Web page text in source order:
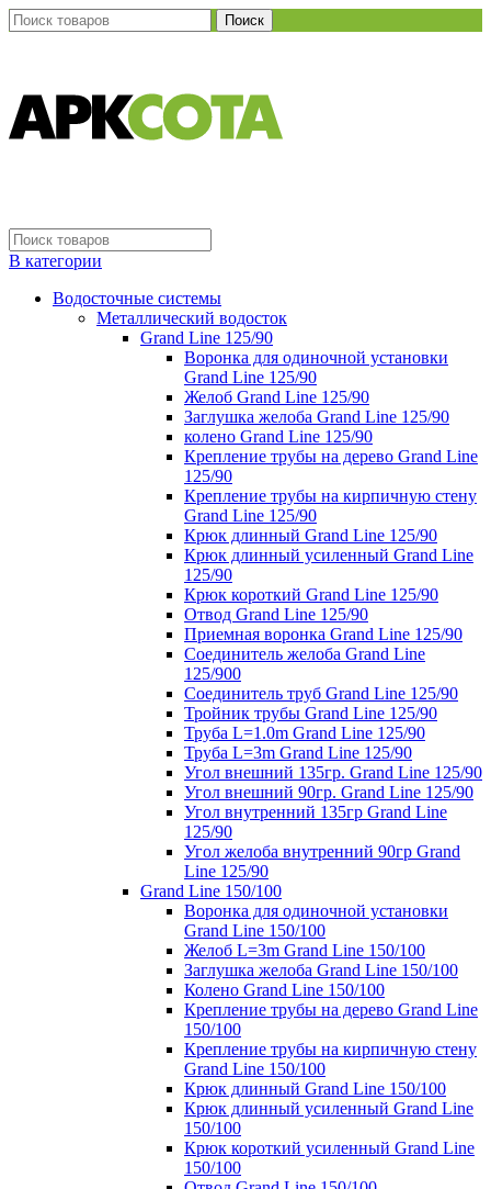
Поиск
В категории
Водосточные системы
Металлический водосток
Grand Line 125/90
Воронка для одиночной установки
Grand Line 125/90
Желоб Grand Line 125/90
Заглушка желоба Grand Line 125/90
колено Grand Line 125/90
Крепление трубы на дерево Grand Line
125/90
Крепление трубы на кирпичную стену
Grand Line 125/90
Крюк длинный Grand Line 125/90
Крюк длинный усиленный Grand Line
125/90
Крюк короткий Grand Line 125/90
Отвод Grand Line 125/90
Приемная воронка Grand Line 125/90
Соединитель желоба Grand Line
125/900
Соединитель труб Grand Line 125/90
Тройник трубы Grand Line 125/90
Труба L=1.0m Grand Line 125/90
Труба L=3m Grand Line 125/90
Угол внешний 135гр. Grand Line 125/90
Угол внешний 90гр. Grand Line 125/90
Угол внутренний 135гр Grand Line
125/90
Угол желоба внутренний 90гр Grand
Line 125/90
Grand Line 150/100
Воронка для одиночной установки
Grand Line 150/100
Желоб L=3m Grand Line 150/100
Заглушка желоба Grand Line 150/100
Колено Grand Line 150/100
Крепление трубы на дерево Grand Line
150/100
Крепление трубы на кирпичную стену
Grand Line 150/100
Крюк длинный Grand Line 150/100
Крюк длинный усиленный Grand Line
150/100
Крюк короткий усиленный Grand Line
150/100